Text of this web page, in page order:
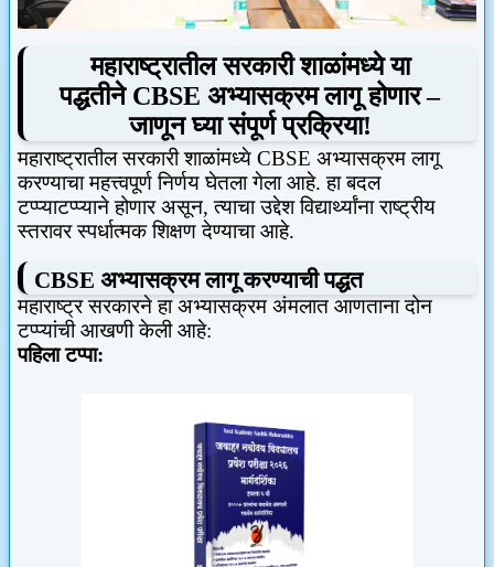
महाराष्ट्रातील सरकारी शाळांमध्ये या
पद्धतीनेCBSE अभ्यासक्रम लागू होणार–
जाणून घ्या संपूर्ण प्रक्रिया!
महाराष्ट्रातील सरकारी शाळांमध्ये CBSE अभ्यासक्रम लागू
करण्याचा महत्त्वपूर्ण निर्णय घेतला गेला आहे. हा बदल
टप्प्याटप्प्याने होणार असून,त्याचा उद्देश विद्यार्थ्यांना राष्ट्रीय
स्तरावर स्पर्धात्मक शिक्षण देण्याचा आहे.
CBSE अभ्यासक्रम लागू करण्याची पद्धत
महाराष्ट्र सरकारने हा अभ्यासक्रम अंमलात आणताना दोन
टप्प्यांची आखणी केली आहे:
पहिला टप्पा: